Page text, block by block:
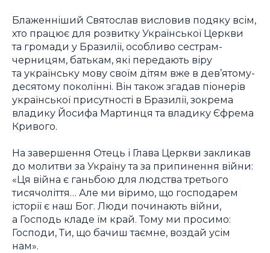
Блаженніший Святослав висловив подяку всім,
хто працює для розвитку Української Церкви
та громади у Бразилії, особливо сестрам-
черницям, батькам, які передають віру
та українську мову своїм дітям вже в дев’ятому-
десятому поколінні. Він також згадав піонерів
української присутності в Бразилії, зокрема
владику Йосифа Мартинця та владику Єфрема
Кривого.
На завершення Отець і Глава Церкви закликав
до молитви за Україну та за припинення війни:
«Ця війна є ганьбою для людства третього
тисячоліття… Але ми віримо, що господарем
історії є наш Бог. Люди починають війни,
а Господь кладе їм край. Тому ми просимо:
Господи, Ти, що бачиш таємне, воздай усім
нам».